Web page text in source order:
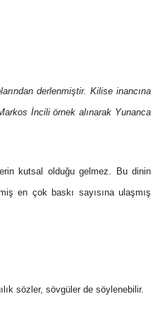
derlenmiştir. Kilise inancına
İncili örnek alınarak Yunanca
kutsal olduğu gelmez. Bu dinin
en çok baskı sayısına ulaşmış
sözler, sövgüler de söylenebilir.